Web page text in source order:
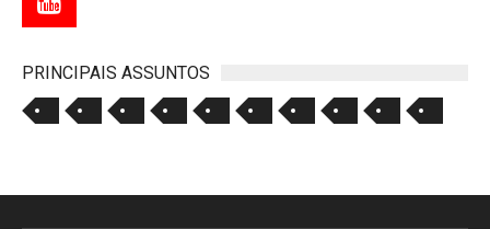
PRINCIPAIS ASSUNTOS